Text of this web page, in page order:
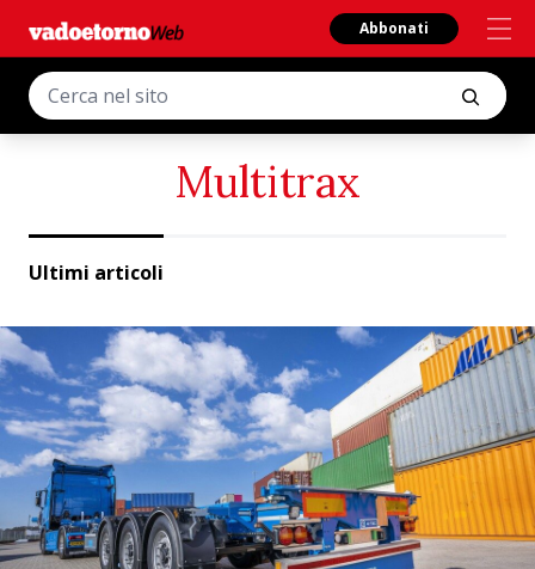
Abbonati
Multitrax
Ultimi articoli